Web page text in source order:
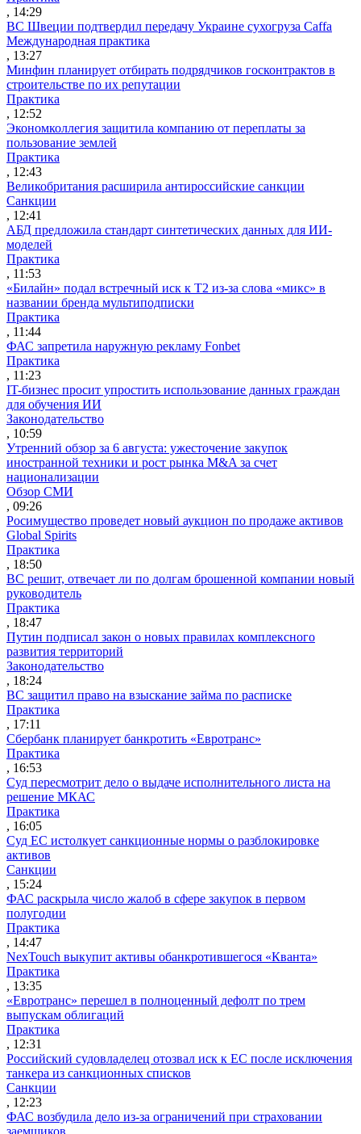
, 14:29
ВС Швеции подтвердил передачу Украине сухогруза Caffa
Международная практика
, 13:27
Минфин планирует отбирать подрядчиков госконтрактов в
строительстве по их репутации
Практика
, 12:52
Экономколлегия защитила компанию от переплаты за
пользование землей
Практика
, 12:43
Великобритания расширила антироссийские санкции
Санкции
, 12:41
АБД предложила стандарт синтетических данных для ИИ-
моделей
Практика
, 11:53
«Билайн» подал встречный иск к Т2 из-за слова «микс» в
названии бренда мультиподписки
Практика
, 11:44
ФАС запретила наружную рекламу Fonbet
Практика
, 11:23
IT-бизнес просит упростить использование данных граждан
для обучения ИИ
Законодательство
, 10:59
Утренний обзор за 6 августа: ужесточение закупок
иностранной техники и рост рынка M&A за счет
национализации
Обзор СМИ
, 09:26
Росимущество проведет новый аукцион по продаже активов
Global Spirits
Практика
, 18:50
ВС решит, отвечает ли по долгам брошенной компании новый
руководитель
Практика
, 18:47
Путин подписал закон о новых правилах комплексного
развития территорий
Законодательство
, 18:24
ВС защитил право на взыскание займа по расписке
Практика
, 17:11
Сбербанк планирует банкротить «Евротранс»
Практика
, 16:53
Суд пересмотрит дело о выдаче исполнительного листа на
решение МКАС
Практика
, 16:05
Суд ЕС истолкует санкционные нормы о разблокировке
активов
Санкции
, 15:24
ФАС раскрыла число жалоб в сфере закупок в первом
полугодии
Практика
, 14:47
NexTouch выкупит активы обанкротившегося «Кванта»
Практика
, 13:35
«Евротранс» перешел в полноценный дефолт по трем
выпускам облигаций
Практика
, 12:31
Российский судовладелец отозвал иск к ЕС после исключения
танкера из санкционных списков
Санкции
, 12:23
ФАС возбудила дело из-за ограничений при страховании
заемщиков